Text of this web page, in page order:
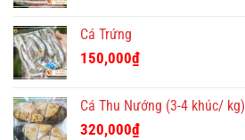
Cá Trứng
150,000₫
Cá Thu Nướng (3-4 khúc/ kg)
320,000₫